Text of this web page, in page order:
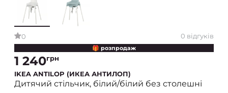
0 0 відгуків
🎁 розпродаж
1 240грн
IKEA ANTILOP (ИКЕА АНТИЛОП)
Дитячий стільчик, білий/білий без столешні